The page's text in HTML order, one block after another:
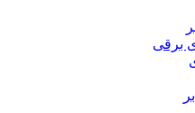
برقی